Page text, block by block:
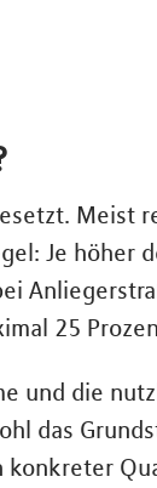
Meist
Je höher
25
und die
das
konkreter